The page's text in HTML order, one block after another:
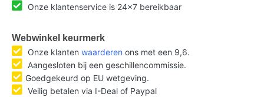
Onze klantenservice is 24x7 bereikbaar
Webwinkel keurmerk
Onze klanten waarderen ons met een 9,6.
Aangesloten bij een geschillencommissie.
Goedgekeurd op EU wetgeving.
Veilig betalen via I-Deal of Paypal